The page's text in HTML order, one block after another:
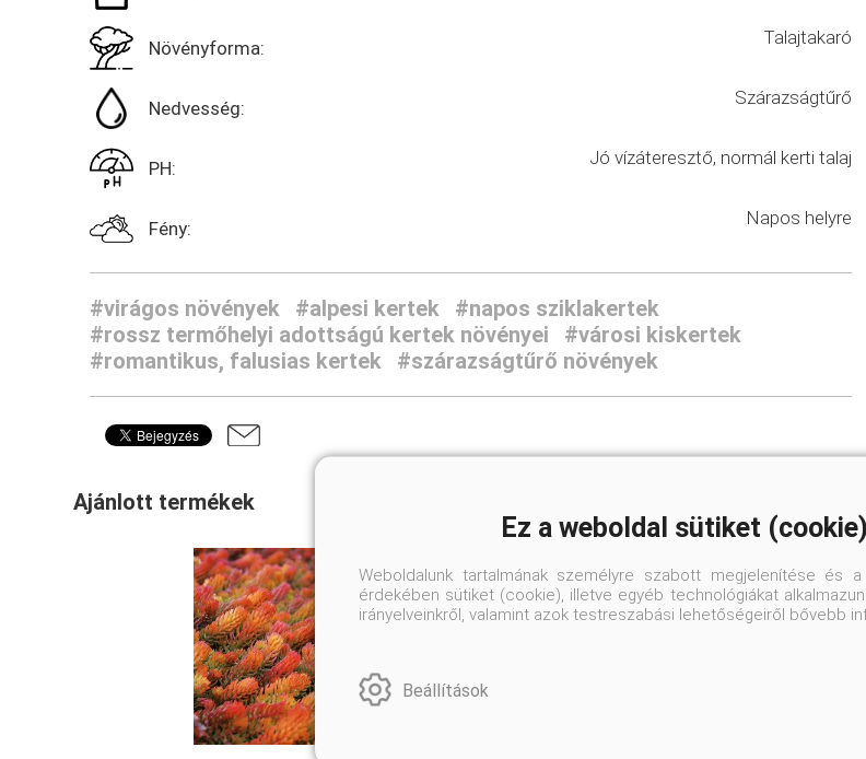
Növényforma: Talajtakaró
Nedvesség: Szárazságtűrő
PH: Jó vízáteresztő, normál kerti talaj
Fény: Napos helyre
#virágos növények #alpesi kertek
#napos sziklakertek
#rossz termőhelyi adottságú kertek növényei
#városi kiskertek
#romantikus, falusias kertek
#szárazságtűrő növények
Ajánlott termékek
Ez a weboldal sütiket
Weboldalunk tartalmának személyre szabott megjelenítése és
érdekében sütiket (cookie), illetve egyéb technológiákat
irányelveinkről, valamint azok testreszabási lehetőségeiről bővebb
Beállítások